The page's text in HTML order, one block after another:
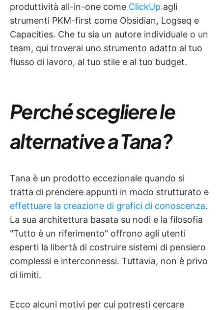
produttività all-in-one come ClickUp agli
strumenti PKM-first come Obsidian, Logseq e
Capacities. Che tu sia un autore individuale o un
team, qui troverai uno strumento adatto al tuo
flusso di lavoro, al tuo stile e al tuo budget.
Perché scegliere le
alternative a Tana?
Tana è un prodotto eccezionale quando si
tratta di prendere appunti in modo strutturato e
effettuare la creazione di grafici di conoscenza.
La sua architettura basata su nodi e la filosofia
"Tutto è un riferimento" offrono agli utenti
esperti la libertà di costruire sistemi di pensiero
complessi e interconnessi. Tuttavia, non è privo
di limiti.
Ecco alcuni motivi per cui potresti cercare